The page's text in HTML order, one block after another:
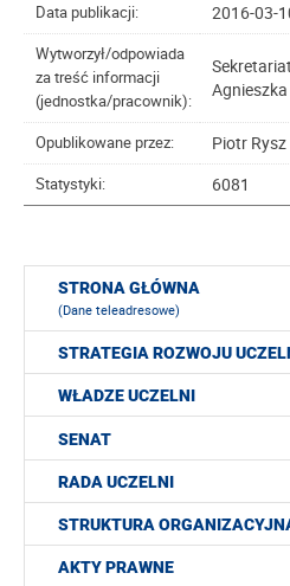
Data publikacji: 2016-03-
Wytworzył/odpowiada
za treść informacji
(jednostka/pracownik):
Opublikowane przez: Piotr Rysz
Statystyki: 6081
STRONA GŁÓWNA
(Dane teleadresowe)
STRATEGIA ROZWOJU
WŁADZE UCZELNI
SENAT
RADA UCZELNI
STRUKTURA
AKTY PRAWNE